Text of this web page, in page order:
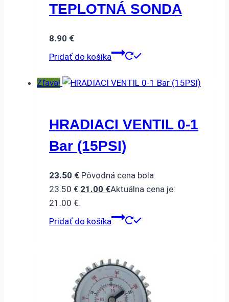
TEPLOTNÁ SONDA
8.90 €
Pridať do košíka
Zľava!
HRADIACI VENTIL 0-1
Bar (15PSI)
23.50€ Pôvodná cena bola:
23.50 €.21.00 €Aktuálna cena je:
21.00 €.
Pridať do košíka